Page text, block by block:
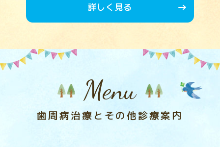
詳しく見る
Menu
歯周病治療とその他診療案内